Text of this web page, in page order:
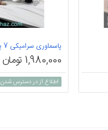
پاسماوری سرامیکی 7 پارچه 960
1,980,000 تومان
اطلاع از در دسترس شدن